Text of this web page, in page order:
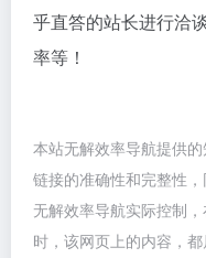
乎直答的站长进行洽
率等！
本站无解效率导航提供
链接的准确性和完整性
无解效率导航实际控制
时，该网页上的内容，